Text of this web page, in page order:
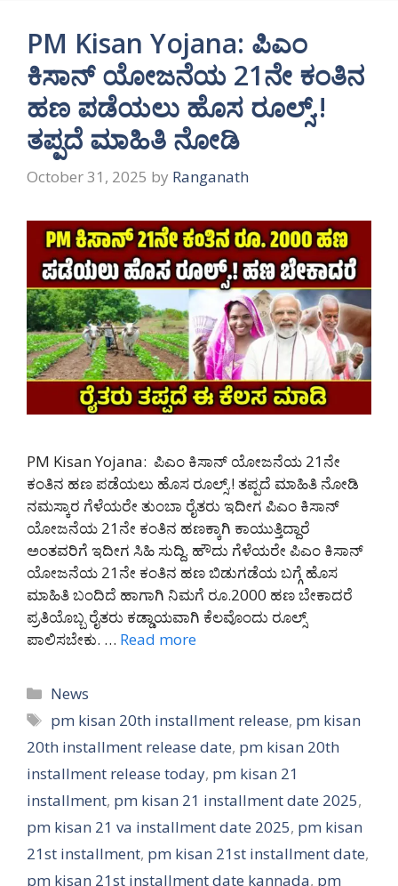
PM Kisan Yojana: ಪಿಎಂ
ಕಿಸಾನ್ ಯೋಜನೆಯ 21ನೇ ಕಂತಿನ
ಹಣ ಪಡೆಯಲು ಹೊಸ ರೂಲ್ಸ್.!
ತಪ್ಪದೆ ಮಾಹಿತಿ ನೋಡಿ
October 31, 2025 by Ranganath
PM Kisan Yojana: ಪಿಎಂ ಕಿಸಾನ್ ಯೋಜನೆಯ 21ನೇ
ಕಂತಿನ ಹಣ ಪಡೆಯಲು ಹೊಸ ರೂಲ್ಸ್.! ತಪ್ಪದೆ ಮಾಹಿತಿ ನೋಡಿ
ನಮಸ್ಕಾರ ಗೆಳೆಯರೇ ತುಂಬಾ ರೈತರು ಇದೀಗ ಪಿಎಂ ಕಿಸಾನ್
ಯೋಜನೆಯ 21ನೇ ಕಂತಿನ ಹಣಕ್ಕಾಗಿ ಕಾಯುತ್ತಿದ್ದಾರೆ
ಅಂತವರಿಗೆ ಇದೀಗ ಸಿಹಿ ಸುದ್ದಿ. ಹೌದು ಗೆಳೆಯರೇ ಪಿಎಂ ಕಿಸಾನ್
ಯೋಜನೆಯ 21ನೇ ಕಂತಿನ ಹಣ ಬಿಡುಗಡೆಯ ಬಗ್ಗೆ ಹೊಸ
ಮಾಹಿತಿ ಬಂದಿದೆ ಹಾಗಾಗಿ ನಿಮಗೆ ರೂ.2000 ಹಣ ಬೇಕಾದರೆ
ಪ್ರತಿಯೊಬ್ಬ ರೈತರು ಕಡ್ಡಾಯವಾಗಿ ಕೆಲವೊಂದು ರೂಲ್ಸ್
ಪಾಲಿಸಬೇಕು. … Read more
Categories
News
Tags
pm kisan 20th installment release, pm kisan
20th installment release date, pm kisan 20th
installment release today, pm kisan 21
installment, pm kisan 21 installment date 2025,
pm kisan 21 va installment date 2025, pm kisan
21st installment, pm kisan 21st installment date,
pm kisan 21st installment date kannada, pm